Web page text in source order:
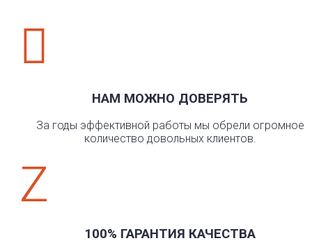

НАМ МОЖНО ДОВЕРЯТЬ
За годы эффективной работы мы обрели огромное
количество довольных клиентов.
Z
100% ГАРАНТИЯ КАЧЕСТВА